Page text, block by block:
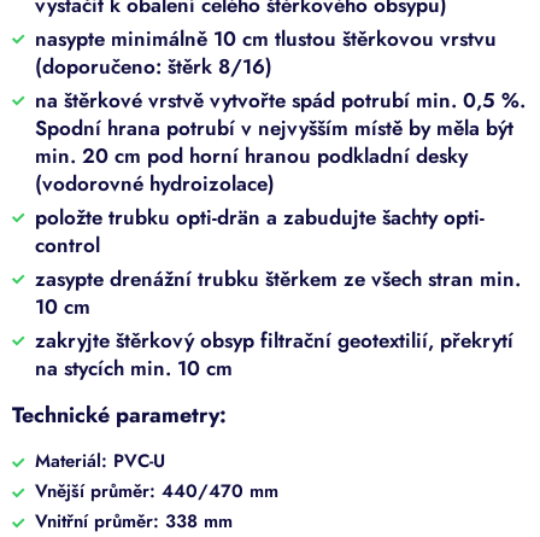
nasypte minimálně 10 cm tlustou štěrkovou vrstvu
(doporučeno: štěrk 8/16)
na štěrkové vrstvě vytvořte spád potrubí min. 0,5 %.
Spodní hrana potrubí v nejvyšším místě by měla být
min. 20 cm pod horní hranou podkladní desky
(vodorovné hydroizolace)
položte trubku opti-drän a zabudujte šachty opti-
control
zasypte drenážní trubku štěrkem ze všech stran min.
10 cm
zakryjte štěrkový obsyp filtrační geotextilií, překrytí
na stycích min. 10 cm
Technické parametry:
Materiál: PVC-U
Vnější průměr: 440/470 mm
Vnitřní průměr: 338 mm